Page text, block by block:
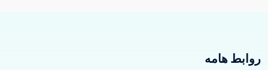
روابط هامه